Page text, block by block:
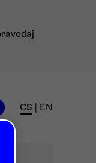
CS EN